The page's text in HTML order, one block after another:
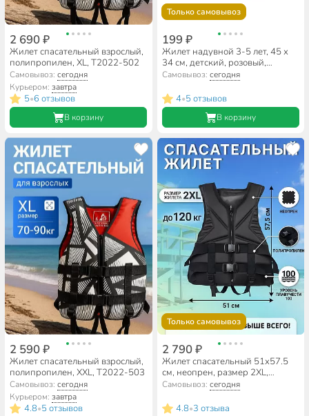
2 690 ₽
Жилет спасательный взрослый,
полипропилен, XL, T2022-502
Самовывоз:сегодня
Курьером:завтра
5•6 отзывов
В корзину
Только самовывоз
199 ₽
Жилет надувной 3-5 лет, 45 х
34 см, детский, розовый,
D090009
Самовывоз: сегодня
4•5 отзывов
В корзину
2 590 ₽
Жилет спасательный взрослый,
полипропилен, XXL, T2022-503
Самовывоз:сегодня
Курьером:завтра
4.8•5 отзывов
Только самовывоз
2 790 ₽
Жилет спасательный 51х57.5
см, неопрен, размер 2XL,
T2023-037
Самовывоз: сегодня
4.8•3 отзыва